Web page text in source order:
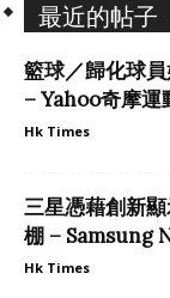
最近的帖子
籃球／歸化球
– Yahoo奇摩運
Hk Times
三星憑藉創新
棚 – Samsung
Hk Times